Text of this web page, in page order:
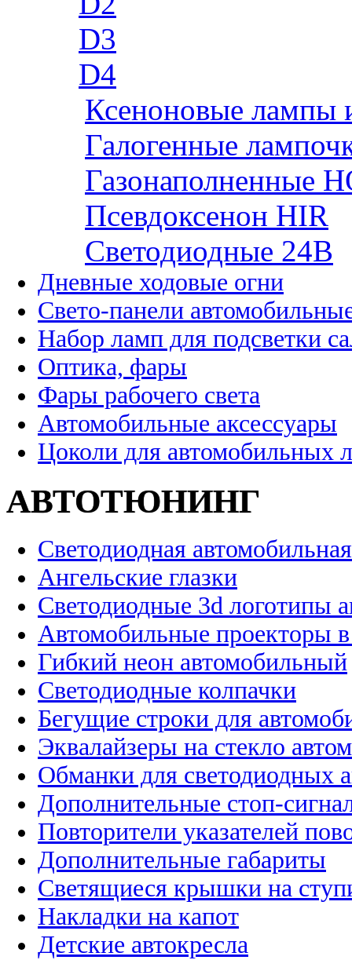
D3
D4
Ксеноновые лампы
Галогенные
Газонаполненные
Псевдоксенон HIR
Cветодиодные 24B
Дневные ходовые огни
Свето-панели
Набор ламп для подсветки
Оптика, фары
Фары рабочего света
Автомобильные аксессуары
Цоколи для автомобильных
АВТОТЮНИНГ
Светодиодная
Ангельские глазки
Светодиодные 3d логотипы
Автомобильные проекторы
Гибкий неон автомобильный
Светодиодные колпачки
Бегущие строки для
Эквалайзеры на стекло
Обманки для светодиодных
Дополнительные стоп-
Повторители указателей
Дополнительные габариты
Светящиеся крышки на
Накладки на капот
Детские автокресла